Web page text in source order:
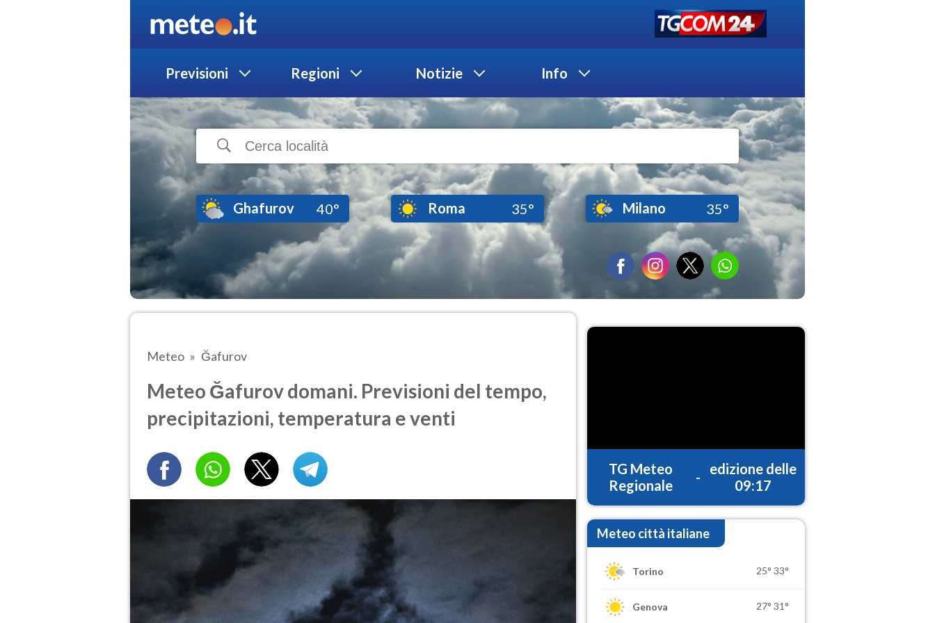
Previsioni Regioni Notizie Info
Ghafurov 40° Roma 35° Milano 35°
Meteo Ğafurov
Meteo Ğafurov domani. Previsioni del tempo,
precipitazioni, temperatura e venti
TG Meteo
Regionale
-
edizione delle
09:17
Meteo città italiane
Torino 25° 33°
Genova 27° 31°